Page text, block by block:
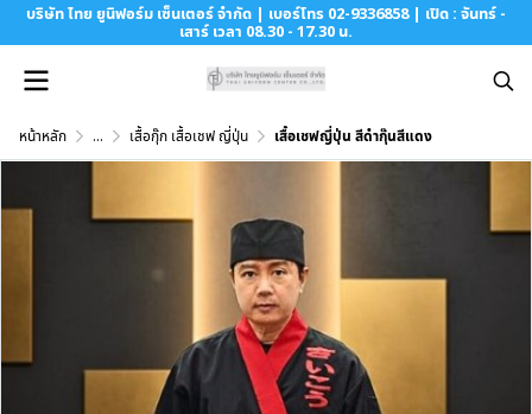
บริษัท ไทย ยูนิฟอร์ม เซ็นเตอร์ จำกัด | เบอร์โทร 02-9336858 | เปิด : จันทร์ -
เสาร์ เวลา 08.30 - 17.30 น.
หน้าหลัก ... เสื้อกุ๊ก เสื้อเชฟ ญี่ปุ่น เสื้อเชฟญี่ปุ่น สีดำกุ๊นสีแดง